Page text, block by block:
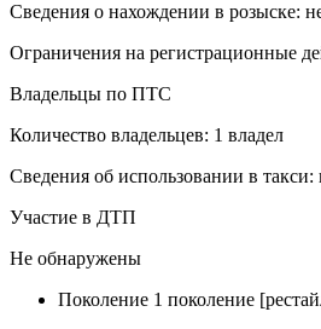
Сведения о нахождении в розыске:
Ограничения на регистрационные
Владельцы по ПТС
Количество владельцев: 1 владел
Сведения об использовании в
Участие в ДТП
Не обнаружены
Поколение 1 поколение